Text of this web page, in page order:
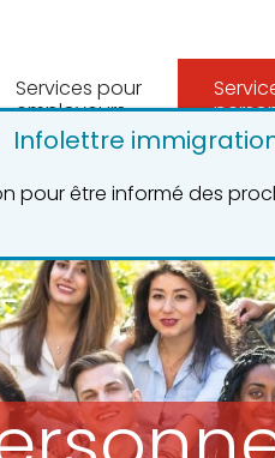
Infolettre
pour être informé des
Services pour
employeurs